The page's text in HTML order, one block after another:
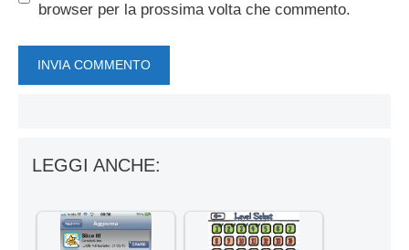
browser per la prossima volta che commento.
LEGGI ANCHE: